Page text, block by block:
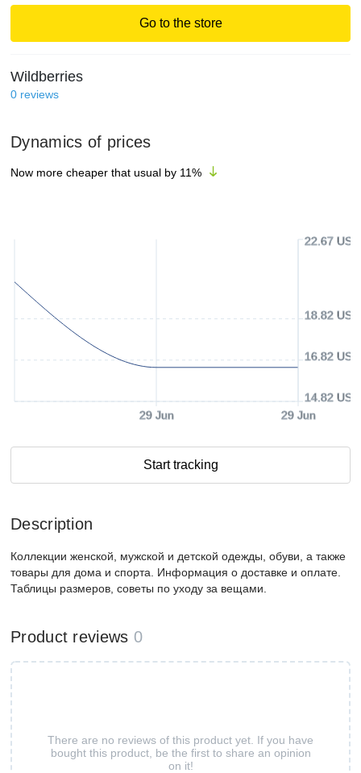
Go to the store
Wildberries
0 reviews
Dynamics of prices
Now more cheaper that usual by 11%
29 Jun 29 Jun
14.82 USD
16.82 USD
18.82 USD
22.67 USD
Start tracking
Description
Коллекции женской, мужской и детской одежды, обуви, а также
товары для дома и спорта. Информация о доставке и оплате.
Таблицы размеров, советы по уходу за вещами.
Product reviews 0
There are no reviews of this product yet. If you have
bought this product, be the first to share an opinion
on it!